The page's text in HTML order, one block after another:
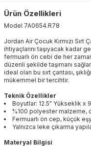
Ürün Özellikleri
Model 7A0654.R78
Jordan Air Çocuk Kırmızı
ihtiyaçlarını taşıyacak kadar
fermuarlı ön cebi de her
düzenli şekilde taşımanı
ideal olan bu sırt çantası,
mükemmel bir tercihtir.
Teknik Özellikler
Boyutlar: 12.5" Yükseklik x
%100 polyester malzeme,
Fermuarlı ön cep, küçük
Yalnızca leke çıkarma
Materyal Bilgisi